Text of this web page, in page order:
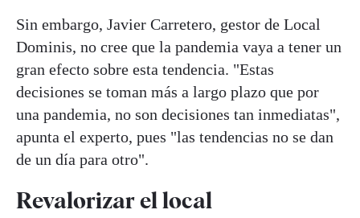
Sin embargo, Javier Carretero, gestor de Local
Dominis, no cree que la pandemia vaya a tener un
gran efecto sobre esta tendencia. "Estas
decisiones se toman más a largo plazo que por
una pandemia, no son decisiones tan inmediatas",
apunta el experto, pues "las tendencias no se dan
de un día para otro".
Revalorizar el local